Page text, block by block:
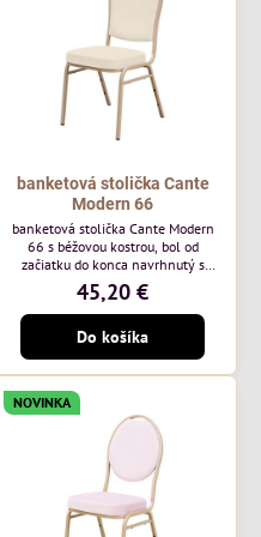
každodenné...
banketová stolička Cante
Modern 66
banketová stolička Cante Modern
66 s béžovou kostrou, bol od
začiatku do konca navrhnutý s
ohľadom na elegantné a
sofistikované priestory pre
pohostinstvá. Má béžový rám a
čalúnenie Soro 02 od poľskej
značky Davis – béžová farba s
mäkkým povrchom je ideálna do
svetlých priestorov. Stolička
kombinuje klasický dizajn s
modernou funkčnosťou. Je odolná,
pohodlná a pripravená na
každodenné použitie...
45,20 €
Do košíka
NOVINKA